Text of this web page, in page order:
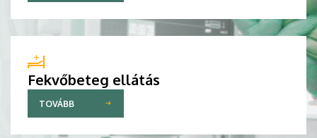
Fekvőbeteg ellátás
TOVÁBB